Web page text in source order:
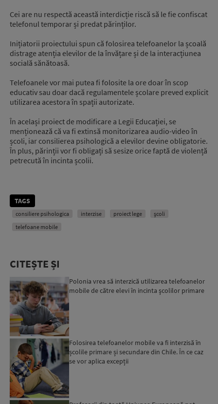
Cei are nu respectă această interdicție riscă să le fie confiscat
telefonul temporar și predat părinților.
Inițiatorii proiectului spun că folosirea telefoanelor la școală
distrage atenția elevilor de la învățare și de la interacțiunea
socială sănătoasă.
Telefoanele vor mai putea fi folosite la ore doar în scop
educativ sau doar dacă regulamentele școlare preved explicit
utilizarea acestora în spații autorizate.
În același proiect de modificare a Legii Educației, se
menționează că va fi extinsă monitorizarea audio-video în
școli, iar consilierea psihologică a elevilor devine obligatorie.
În plus, părinții vor fi obligați să sesize orice faptă de violență
petrecută în incinta școlii.
TAGS
consiliere psihologica interzise proiect lege
şcoli
telefoane mobile
CITEȘTE ȘI
Polonia vrea să interzică utilizarea telefoanelor
mobile de către elevi în incinta şcolilor primare
Folosirea telefoanelor mobile va fi interzisă în
școlile primare și secundare din Chile. În ce caz
se vor aplica excepții